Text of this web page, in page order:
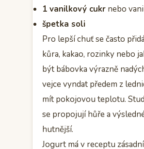
1 vanilkový cukr nebo
špetka soli
Pro lepší chuť se často
kůra, kakao, rozinky nebo
být bábovka výrazně
vejce vyndat předem z
mít pokojovou teplotu.
se propojují hůře a
hutnější.
Jogurt má v receptu